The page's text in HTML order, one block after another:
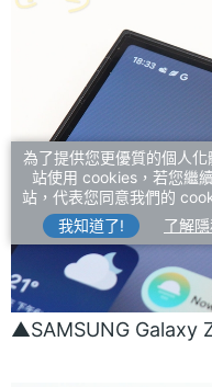
▲SAMSUNG Galaxy
為了提供您更優質的個人化
站使用 cookies，若您繼
站，代表您同意我們的
我知道了!
了解